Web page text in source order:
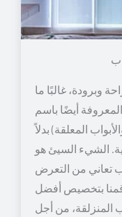
وبرودة، غالبًا ما
أيضًا باسم
المعلقة) بدلاً
الشيء السيئ هو
تعاني من التعرض
بتخصيص أفضل
المنزلقة، من أجل